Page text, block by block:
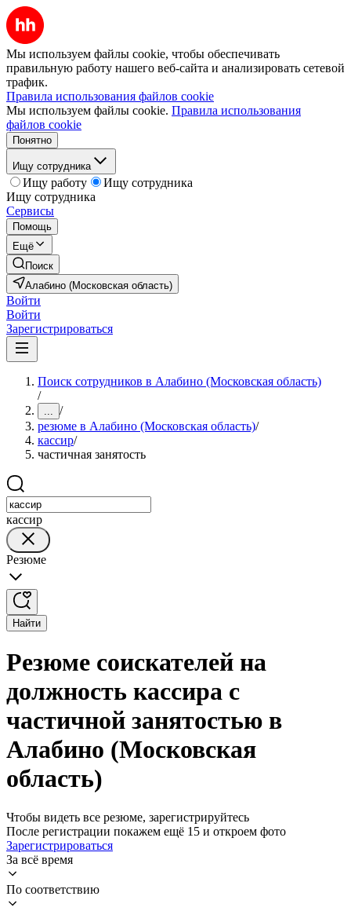
Мы используем файлы cookie, чтобы обеспечивать
правильную работу нашего веб-сайта и анализировать сетевой
трафик.
Правила использования файлов cookie
Мы используем файлы cookie. Правила использования
файлов cookie
Понятно
Ищу сотрудника
Ищу работу
Ищу сотрудника
Ищу сотрудника
Сервисы
Помощь
Ещё
Поиск
Алабино (Московская область)
Войти
Войти
Зарегистрироваться
Поиск сотрудников в Алабино (Московская область)
/
... /
резюме в Алабино (Московская область)/
кассир/
частичная занятость
кассир
Резюме
Найти
Резюме соискателей на
должность кассира с
частичной занятостью в
Алабино (Московская
область)
Чтобы видеть все резюме, зарегистрируйтесь
После регистрации покажем ещё 15 и откроем фото
Зарегистрироваться
За всё время
По соответствию